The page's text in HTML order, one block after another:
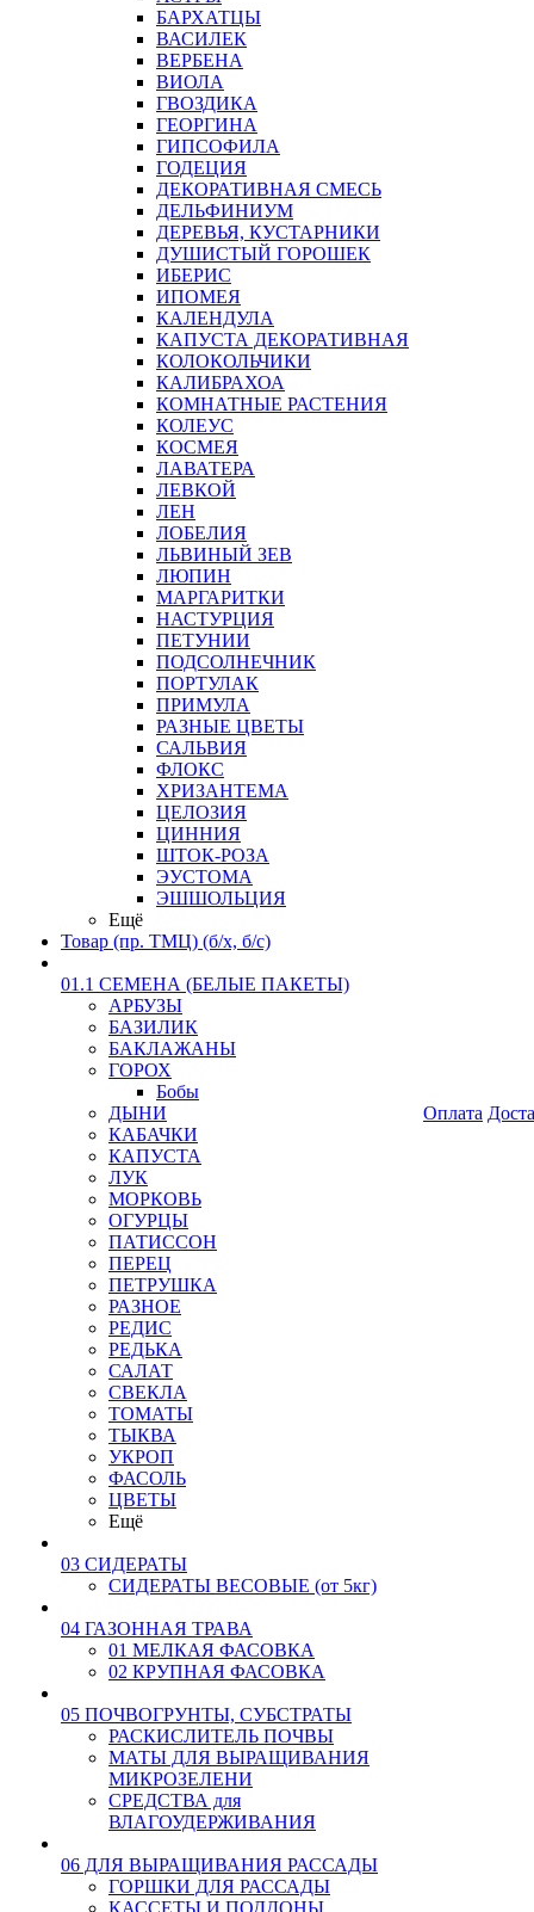
БАРХАТЦЫ
ВАСИЛЕК
ВЕРБЕНА
ВИОЛА
ГВОЗДИКА
ГЕОРГИНА
ГИПСОФИЛА
ГОДЕЦИЯ
ДЕКОРАТИВНАЯ СМЕСЬ
ДЕЛЬФИНИУМ
ДЕРЕВЬЯ, КУСТАРНИКИ
ДУШИСТЫЙ ГОРОШЕК
ИБЕРИС
ИПОМЕЯ
КАЛЕНДУЛА
КАПУСТА ДЕКОРАТИВНАЯ
КОЛОКОЛЬЧИКИ
КАЛИБРАХОА
КОМНАТНЫЕ РАСТЕНИЯ
КОЛЕУС
КОСМЕЯ
ЛАВАТЕРА
ЛЕВКОЙ
ЛЕН
ЛОБЕЛИЯ
ЛЬВИНЫЙ ЗЕВ
ЛЮПИН
МАРГАРИТКИ
НАСТУРЦИЯ
ПЕТУНИИ
ПОДСОЛНЕЧНИК
ПОРТУЛАК
ПРИМУЛА
РАЗНЫЕ ЦВЕТЫ
САЛЬВИЯ
ФЛОКС
ХРИЗАНТЕМА
ЦЕЛОЗИЯ
ЦИННИЯ
ШТОК-РОЗА
ЭУСТОМА
ЭШШОЛЬЦИЯ
Ещё
Товар (пр. ТМЦ) (б/х, б/с)
01.1 СЕМЕНА (БЕЛЫЕ ПАКЕТЫ)
АРБУЗЫ
БАЗИЛИК
БАКЛАЖАНЫ
ГОРОХ
Бобы
ДЫНИ
КАБАЧКИ
КАПУСТА
ЛУК
МОРКОВЬ
ОГУРЦЫ
ПАТИССОН
ПЕРЕЦ
ПЕТРУШКА
РАЗНОЕ
РЕДИС
РЕДЬКА
САЛАТ
СВЕКЛА
ТОМАТЫ
ТЫКВА
УКРОП
ФАСОЛЬ
ЦВЕТЫ
Ещё
03 СИДЕРАТЫ
СИДЕРАТЫ ВЕСОВЫЕ (от 5кг)
04 ГАЗОННАЯ ТРАВА
01 МЕЛКАЯ ФАСОВКА
02 КРУПНАЯ ФАСОВКА
05 ПОЧВОГРУНТЫ, СУБСТРАТЫ
РАСКИСЛИТЕЛЬ ПОЧВЫ
МАТЫ ДЛЯ ВЫРАЩИВАНИЯ
МИКРОЗЕЛЕНИ
СРЕДСТВА для
ВЛАГОУДЕРЖИВАНИЯ
06 ДЛЯ ВЫРАЩИВАНИЯ РАССАДЫ
ГОРШКИ ДЛЯ РАССАДЫ
КАССЕТЫ И ПОДДОНЫ
Оплата